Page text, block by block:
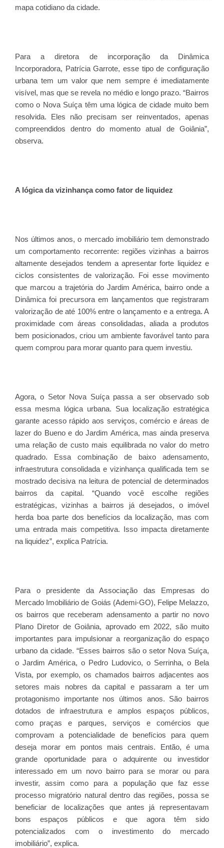
mapa cotidiano da cidade.
Para a diretora de incorporação da Dinâmica
Incorporadora, Patrícia Garrote, esse tipo de configuração
urbana tem um valor que nem sempre é imediatamente
visível, mas que se revela no médio e longo prazo. “Bairros
como o Nova Suíça têm uma lógica de cidade muito bem
resolvida. Eles não precisam ser reinventados, apenas
compreendidos dentro do momento atual de Goiânia”,
observa.
A lógica da vizinhança como fator de liquidez
Nos últimos anos, o mercado imobiliário tem demonstrado
um comportamento recorrente: regiões vizinhas a bairros
altamente desejados tendem a apresentar forte liquidez e
ciclos consistentes de valorização. Foi esse movimento
que marcou a trajetória do Jardim América, bairro onde a
Dinâmica foi precursora em lançamentos que registraram
valorização de até 100% entre o lançamento e a entrega. A
proximidade com áreas consolidadas, aliada a produtos
bem posicionados, criou um ambiente favorável tanto para
quem comprou para morar quanto para quem investiu.
Agora, o Setor Nova Suíça passa a ser observado sob
essa mesma lógica urbana. Sua localização estratégica
garante acesso rápido aos serviços, comércio e áreas de
lazer do Bueno e do Jardim América, mas ainda preserva
uma relação de custo mais equilibrada no valor do metro
quadrado. Essa combinação de baixo adensamento,
infraestrutura consolidada e vizinhança qualificada tem se
mostrado decisiva na leitura de potencial de determinados
bairros da capital. “Quando você escolhe regiões
estratégicas, vizinhas a bairros já desejados, o imóvel
herda boa parte dos benefícios da localização, mas com
uma entrada mais competitiva. Isso impacta diretamente
na liquidez”, explica Patrícia.
Para o presidente da Associação das Empresas do
Mercado Imobiliário de Goiás (Ademi-GO), Felipe Melazzo,
os bairros que receberam adensamento a partir no novo
Plano Diretor de Goiânia, aprovado em 2022, são muito
importantes para impulsionar a reorganização do espaço
urbano da cidade. “Esses bairros são o setor Nova Suíça,
o Jardim América, o Pedro Ludovico, o Serrinha, o Bela
Vista, por exemplo, os chamados bairros adjacentes aos
setores mais nobres da capital e passaram a ter um
protagonismo importante nos últimos anos. São bairros
dotados de infraestrutura e amplos espaços públicos,
como praças e parques, serviços e comércios que
comprovam a potencialidade de benefícios para quem
deseja morar em pontos mais centrais. Então, é uma
grande oportunidade para o adquirente ou investidor
interessado em um novo bairro para se morar ou para
investir, assim como para a população que faz esse
processo migratório natural dentro das regiões, possa se
beneficiar de localizações que antes já representavam
bons espaços públicos e que agora têm sido
potencializados com o investimento do mercado
imobiliário”, explica.